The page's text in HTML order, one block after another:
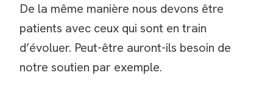
De la même manière nous devons être
patients avec ceux qui sont en train
d’évoluer. Peut-être auront-ils besoin de
notre soutien par exemple.